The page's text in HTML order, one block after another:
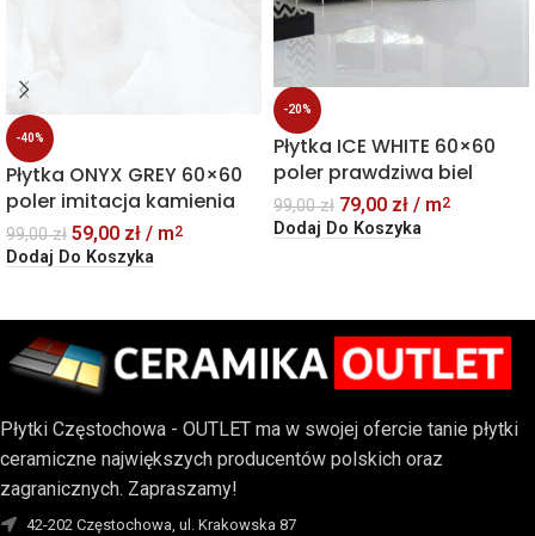
-40%
Płytka ONYX GREY 60×60
poler imitacja kamienia
99,00zł 59,00 zł / m2
Dodaj Do Koszyka
-20%
Płytka ICE WHITE 60×60
poler prawdziwa biel
99,00zł 79,00 zł / m2
Dodaj Do Koszyka
Płytki Częstochowa - OUTLET ma w swojej ofercie tanie płytki
ceramiczne największych producentów polskich oraz
zagranicznych. Zapraszamy!
42-202 Częstochowa, ul. Krakowska 87